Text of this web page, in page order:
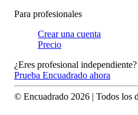
Para profesionales
Crear una cuenta
Precio
¿Eres profesional independiente?
Prueba Encuadrado ahora
© Encuadrado 2026 | Todos los